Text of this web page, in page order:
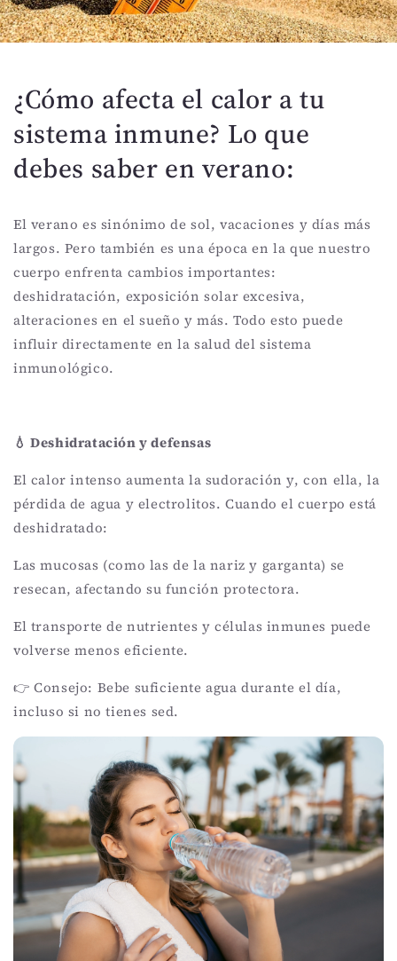
¿Cómo afecta el calor a tu
sistema inmune? Lo que
debes saber en verano:
El verano es sinónimo de sol, vacaciones y días más
largos. Pero también es una época en la que nuestro
cuerpo enfrenta cambios importantes:
deshidratación, exposición solar excesiva,
alteraciones en el sueño y más. Todo esto puede
influir directamente en la salud del sistema
inmunológico.
💧 Deshidratación y defensas
El calor intenso aumenta la sudoración y, con ella, la
pérdida de agua y electrolitos. Cuando el cuerpo está
deshidratado:
Las mucosas (como las de la nariz y garganta) se
resecan, afectando su función protectora.
El transporte de nutrientes y células inmunes puede
volverse menos eficiente.
👉 Consejo: Bebe suficiente agua durante el día,
incluso si no tienes sed.